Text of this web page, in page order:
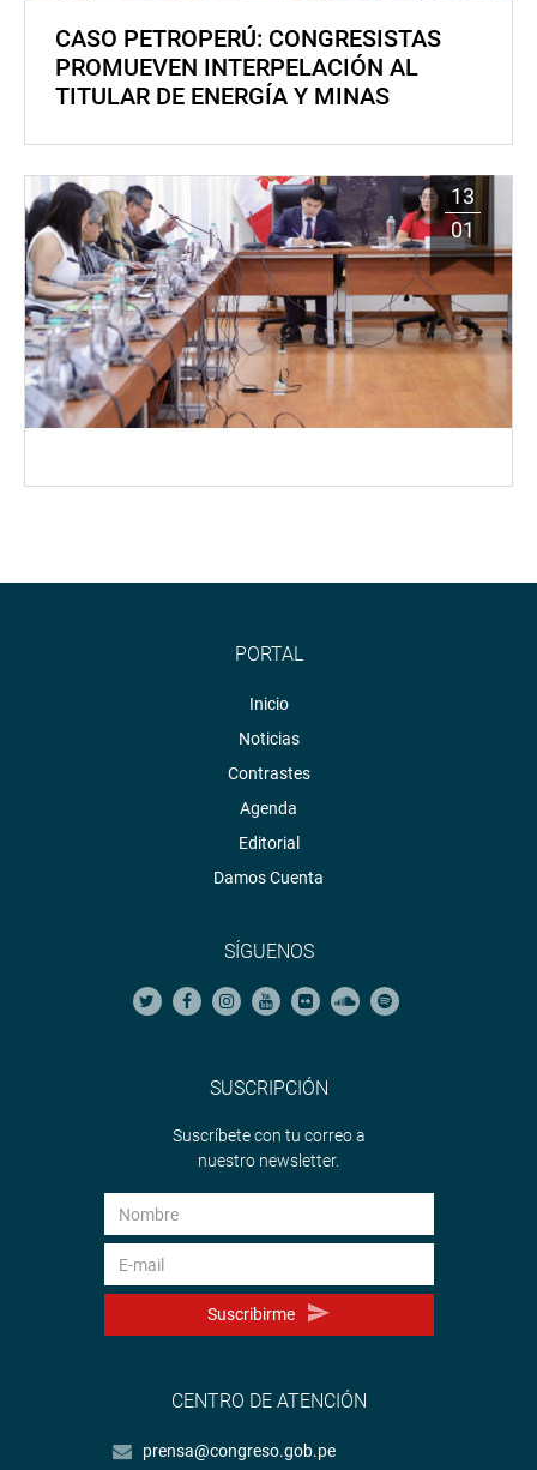
CASO PETROPERÚ: CONGRESISTAS
PROMUEVEN INTERPELACIÓN AL
TITULAR DE ENERGÍA Y MINAS
13
01
PORTAL
Inicio
Noticias
Contrastes
Agenda
Editorial
Damos Cuenta
SÍGUENOS
SUSCRIPCIÓN
Suscríbete con tu correo a
nuestro newsletter.
Suscribirme
CENTRO DE ATENCIÓN
prensa@congreso.gob.pe